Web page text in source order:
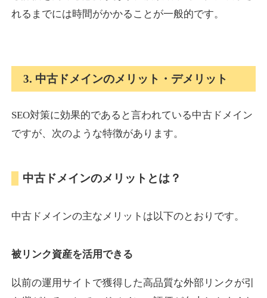
onlinepokerbetdansk.com
DA37 外部リンク数629 ドメイン年齢1年
10,800円 入札 0件
econopundit.com
外部リンク数 446
れるまでには時間がかかることが一般的です。
3. 中古ドメインのメリット・デメリット
SEO対策に効果的であると言われている中古ドメイン
ですが、次のような特徴があります。
中古ドメインのメリットとは？
中古ドメインの主なメリットは以下のとおりです。
被リンク資産を活用できる
以前の運用サイトで獲得した高品質な外部リンクが引